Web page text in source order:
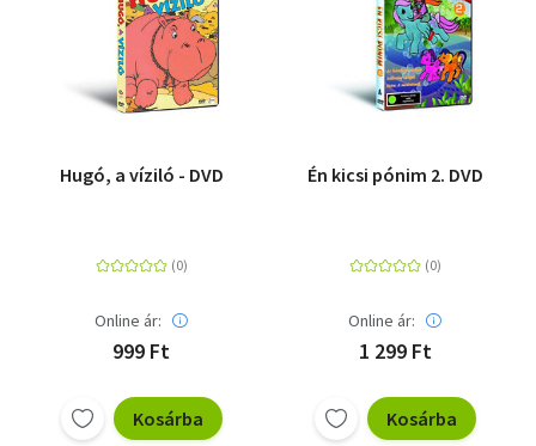
Hugó, a víziló - DVD
Online ár:
999 Ft
Kosárba
Én kicsi pónim 2. DVD
Online ár:
1 299 Ft
Kosárba